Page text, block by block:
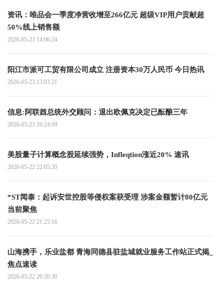
资讯：唯品会一季度净营收增至266亿元 超级VIP用户贡献超
50%线上销售额
2026-05-23 14:06:24
阳江市派可工贸有限公司成立 注册资本30万人民币 今日热讯
2026-05-23 13:03:21
信息:阿联酋总统外交顾问：退出欧佩克决定已酝酿三年
2026-05-23 10:24:09
美股量子计算概念股延续强势，Infleqtion涨近20% 速讯
2026-05-22 22:05:20
*ST闻泰：起诉安世控股等侵权案获受理 涉案金额暂计80亿元
当前聚焦
2026-05-22 21:25:16
山海携手，乐业盐都 青海同德县驻盐城就业服务工作站正式揭_
焦点速读
2026-05-22 20:20:30